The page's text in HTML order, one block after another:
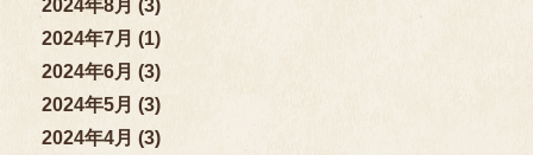
2024年8月 (3)
2024年7月 (1)
2024年6月 (3)
2024年5月 (3)
2024年4月 (3)